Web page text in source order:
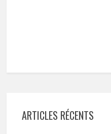
ARTICLES RÉCENTS